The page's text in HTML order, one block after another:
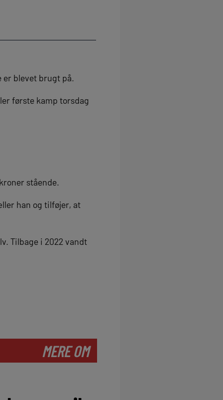
er blevet brugt på.
første kamp torsdag
stående.
han og tilføjer, at
Tilbage i 2022 vandt
MERE OM